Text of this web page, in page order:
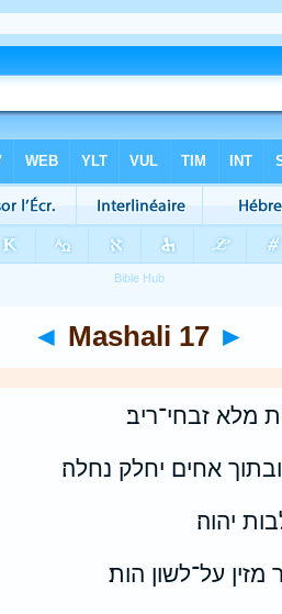
◄ Mashali 17 ►
זבחי־ריב׃
אחים יחלק נחלה׃
יהוה׃
על־לשון הות׃